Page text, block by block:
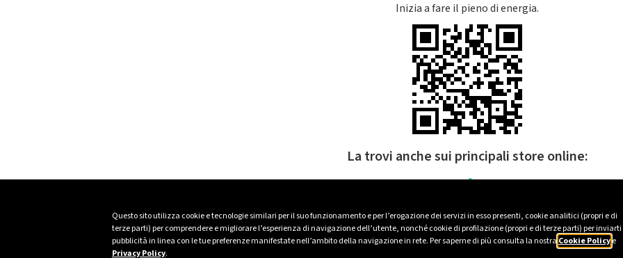
Questo sito utilizza cookie e tecnologie similari per il suo funzionamento e per l’erogazione dei servizi in esso presenti, cookie analitici (propri e di
terze parti) per comprendere e migliorare l’esperienza di navigazione dell’utente, nonché cookie di profilazione (propri e di terze parti) per inviarti
pubblicità in linea con le tue preferenze manifestate nell’ambito della navigazione in rete. Per saperne di più consulta la nostra Cookie Policye
Privacy Policy.
Inizia a fare il pieno di energia.
La trovi anche sui principali store online: